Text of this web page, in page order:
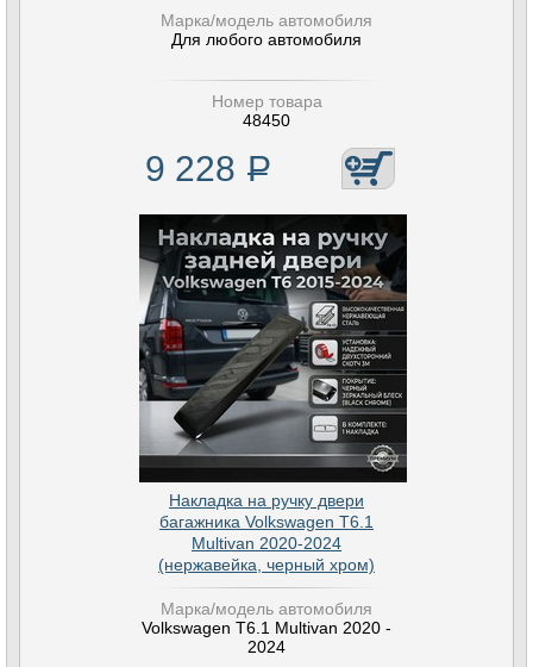
Марка/модель автомобиля
Для любого автомобиля
Номер товара
48450
9 228 Р
Накладка на ручку двери
багажника Volkswagen T6.1
Multivan 2020-2024
(нержавейка, черный хром)
Марка/модель автомобиля
Volkswagen T6.1 Multivan 2020 -
2024